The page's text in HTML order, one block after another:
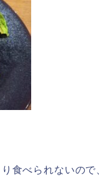
食べられないの